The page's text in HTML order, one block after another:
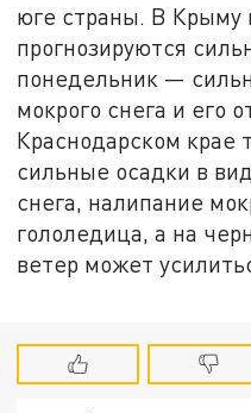
юге страны. В Крыму
прогнозируются
понедельник —
мокрого снега и его
Краснодарском крае
сильные осадки в
снега, налипание
гололедица, а на
ветер может